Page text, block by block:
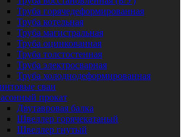
Труба горячедеформированная
Труба котельная
Труба магистральная
Труба оцинкованная
Труба толстостенная
Труба электросварная
Труба холоднодеформированная
сваи
прокат
Двутавровая балка
Швеллер горячекатаный
Швеллер гнутый